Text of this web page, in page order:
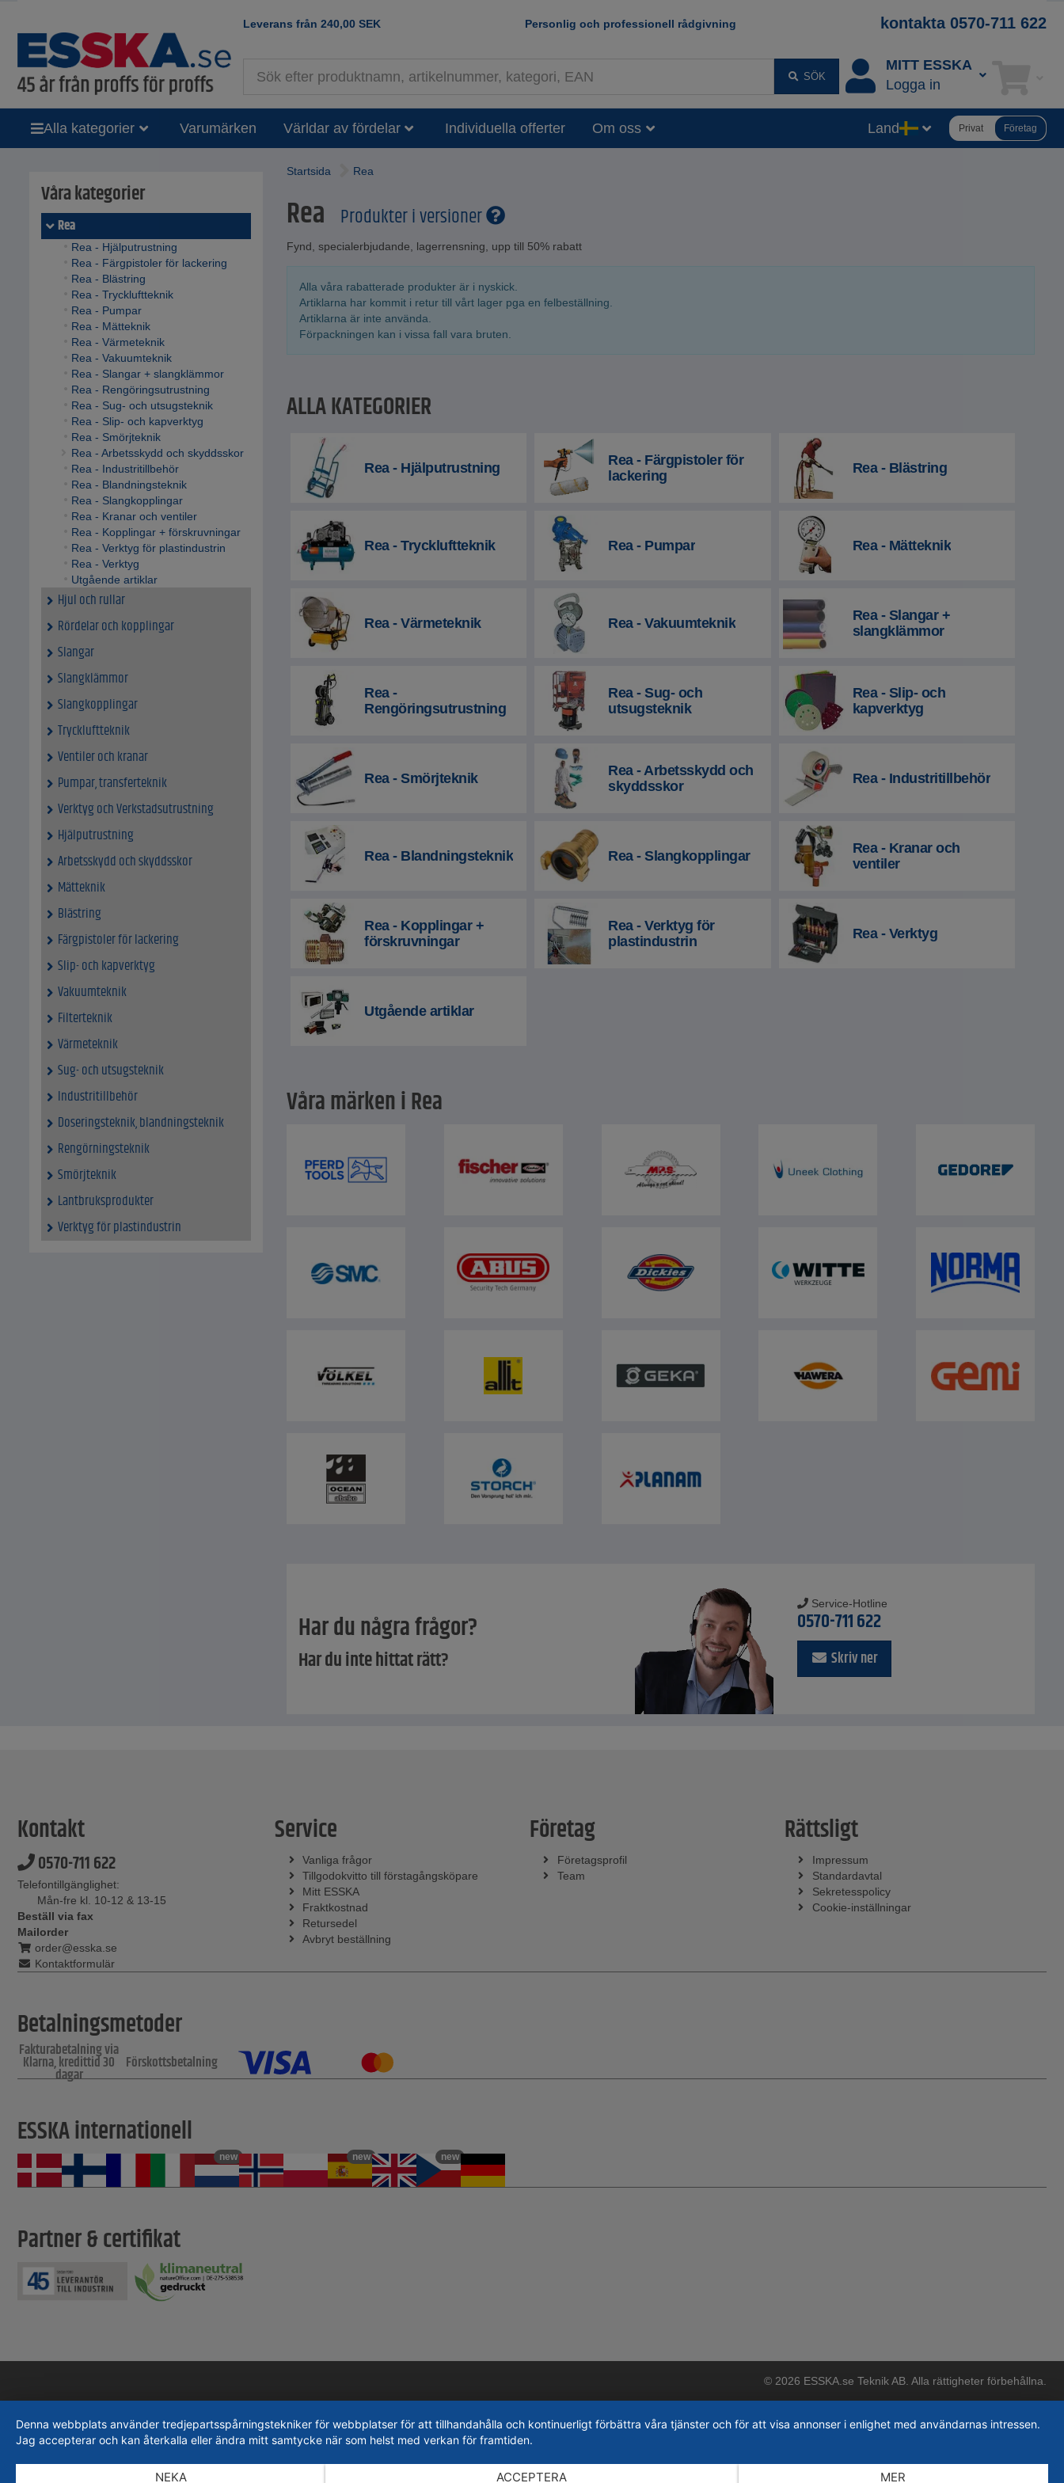
Leverans från 240,00 SEK Personlig och professionell rådgivning kontakta 0570-711 622
SÖK
MITT ESSKA
Logga in
Alla kategorier Varumärken Världar av fördelar Individuella offerter Om oss Land Privat Företag
Våra kategorier
Rea
Rea - Hjälputrustning
Rea - Färgpistoler för lackering
Rea - Blästring
Rea - Tryckluftteknik
Rea - Pumpar
Rea - Mätteknik
Rea - Värmeteknik
Rea - Vakuumteknik
Rea - Slangar + slangklämmor
Rea - Rengöringsutrustning
Rea - Sug- och utsugsteknik
Rea - Slip- och kapverktyg
Rea - Smörjteknik
Rea - Arbetsskydd och skyddsskor
Rea - Industritillbehör
Rea - Blandningsteknik
Rea - Slangkopplingar
Rea - Kranar och ventiler
Rea - Kopplingar + förskruvningar
Rea - Verktyg för plastindustrin
Rea - Verktyg
Utgående artiklar
Hjul och rullar
Rördelar och kopplingar
Slangar
Slangklämmor
Slangkopplingar
Tryckluftteknik
Ventiler och kranar
Pumpar, transferteknik
Verktyg och Verkstadsutrustning
Hjälputrustning
Arbetsskydd och skyddsskor
Mätteknik
Blästring
Färgpistoler för lackering
Slip- och kapverktyg
Vakuumteknik
Filterteknik
Värmeteknik
Sug- och utsugsteknik
Industritillbehör
Doseringsteknik, blandningsteknik
Rengörningsteknik
Smörjteknik
Lantbruksprodukter
Verktyg för plastindustrin
Startsida Rea
Rea Produkter i versioner
Fynd, specialerbjudande, lagerrensning, upp till 50% rabatt
Alla våra rabatterade produkter är i nyskick.
Artiklarna har kommit i retur till vårt lager pga en felbeställning.
Artiklarna är inte använda.
Förpackningen kan i vissa fall vara bruten.
ALLA KATEGORIER
Rea - Hjälputrustning
Rea - Färgpistoler för
lackering
Rea - Blästring
Rea - Tryckluftteknik Rea - Pumpar Rea - Mätteknik
Rea - Värmeteknik Rea - Vakuumteknik
Rea - Slangar +
slangklämmor
Rea -
Rengöringsutrustning
Rea - Sug- och
utsugsteknik
Rea - Slip- och
kapverktyg
Rea - Smörjteknik
Rea - Arbetsskydd och
skyddsskor
Rea - Industritillbehör
Rea - Blandningsteknik Rea - Slangkopplingar
Rea - Kranar och
ventiler
Rea - Kopplingar +
förskruvningar
Rea - Verktyg för
plastindustrin
Rea - Verktyg
Utgående artiklar
Våra märken i Rea
Har du några frågor?
Har du inte hittat rätt?
Service-Hotline
0570-711 622
Skriv ner
Kontakt
0570-711 622
Telefontillgänglighet:
Mån-fre kl. 10-12 & 13-15
Beställ via fax
Mailorder
order@esska.se
Kontaktformulär
Service
Vanliga frågor
Tillgodokvitto till förstagångsköpare
Mitt ESSKA
Fraktkostnad
Retursedel
Avbryt beställning
Företag
Företagsprofil
Team
Rättsligt
Impressum
Standardavtal
Sekretesspolicy
Cookie-inställningar
Betalningsmetoder
Fakturabetalning via
Klarna, kredittid 30
dagar
Förskottsbetalning
ESSKA internationell
new new new
Partner & certifikat
© 2026 ESSKA.se Teknik AB. Alla rättigheter förbehållna.
Denna webbplats använder tredjepartsspårningstekniker för webbplatser för att tillhandahålla och kontinuerligt förbättra våra tjänster och för att visa annonser i enlighet med användarnas intressen.
Jag accepterar och kan återkalla eller ändra mitt samtycke när som helst med verkan för framtiden.
NEKA ACCEPTERA MER